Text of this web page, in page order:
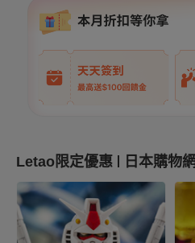
Letao限定優惠 日本購物